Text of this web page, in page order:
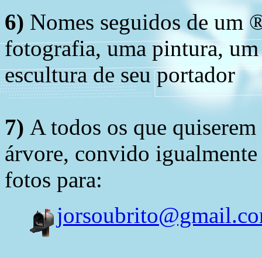
6) Nomes seguidos de um
fotografia, uma pintura,
escultura de seu portador
7) A todos os que
árvore, convido
fotos para: